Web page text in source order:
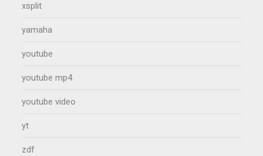
xsplit
yamaha
youtube
youtube mp4
youtube video
yt
zdf